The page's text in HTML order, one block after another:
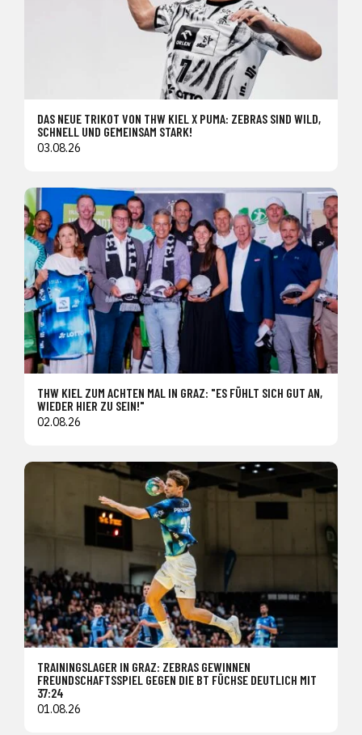
DAS NEUE TRIKOT VON THW KIEL X PUMA: ZEBRAS SIND WILD,
SCHNELL UND GEMEINSAM STARK!
03.08.26
THW KIEL ZUM ACHTEN MAL IN GRAZ: "ES FÜHLT SICH GUT AN,
WIEDER HIER ZU SEIN!"
02.08.26
TRAININGSLAGER IN GRAZ: ZEBRAS GEWINNEN
FREUNDSCHAFTSSPIEL GEGEN DIE BT FÜCHSE DEUTLICH MIT
37:24
01.08.26